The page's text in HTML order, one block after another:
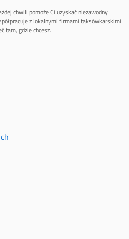
chwili pomoże Ci uzyskać niezawodny
z lokalnymi firmami taksówkarskimi
tam, gdzie chcesz.